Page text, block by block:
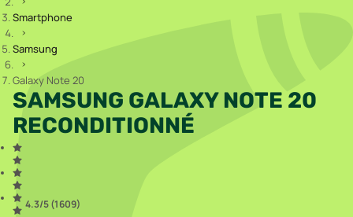
Smartphone
Samsung
Galaxy Note 20
SAMSUNG GALAXY NOTE 20
RECONDITIONNÉ
4.3/5 (1 609)